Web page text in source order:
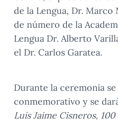
de la Lengua, Dr.
de número de la
Lengua Dr. Alberto
el Dr. Carlos Garatea.
Durante la ceremonia
conmemorativo y se
Luis Jaime Cisneros,